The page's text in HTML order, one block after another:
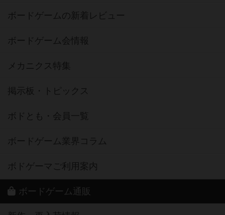
ボードゲームの新着レビュー
ボードゲーム会情報
メカニクス特集
掲示板・トピックス
ボドとも・会員一覧
ボードゲーム業界コラム
ボドゲーマご利用案内
ボードゲーム通販